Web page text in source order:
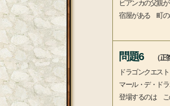
ビアンカの父親
宿屋がある 町の
問題6
（
ドラゴンクエス
マール・デ・ド
登場するのは